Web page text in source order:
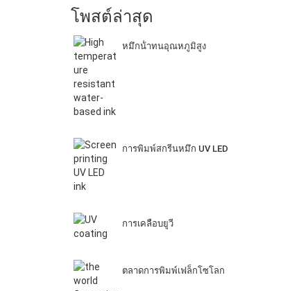
โพสต์ล่าสุด
หมึกน้ําทนอุณหภูมิสูง
การพิมพ์สกรีนหมึก UV LED
การเคลือบยูวี
ตลาดการพิมพ์เฟล็กโซโลก